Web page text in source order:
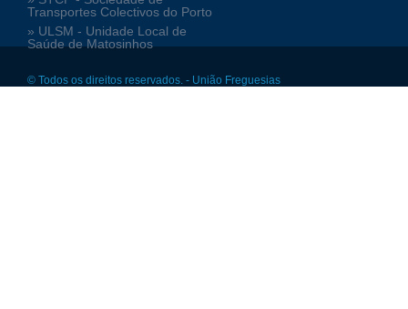
Transportes Colectivos do Porto
» ULSM - Unidade Local de
Saúde de Matosinhos
© Todos os direitos reservados. - União Freguesias